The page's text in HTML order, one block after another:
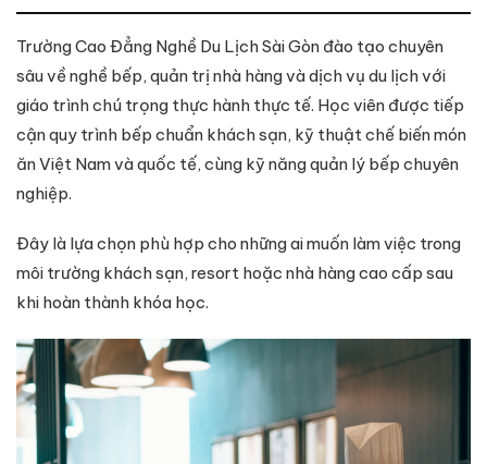
Trường Cao Đẳng Nghề Du Lịch Sài Gòn đào tạo chuyên
sâu về nghề bếp, quản trị nhà hàng và dịch vụ du lịch với
giáo trình chú trọng thực hành thực tế. Học viên được tiếp
cận quy trình bếp chuẩn khách sạn, kỹ thuật chế biến món
ăn Việt Nam và quốc tế, cùng kỹ năng quản lý bếp chuyên
nghiệp.
Đây là lựa chọn phù hợp cho những ai muốn làm việc trong
môi trường khách sạn, resort hoặc nhà hàng cao cấp sau
khi hoàn thành khóa học.